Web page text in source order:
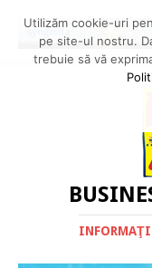
Utilizăm cookie-uri
pe site-ul nostru.
trebuie să vă